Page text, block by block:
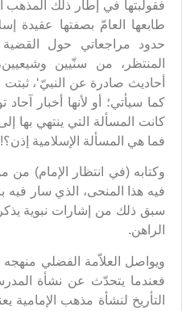
فقولبتها في إطار ذلك المذهب
طابعها العامّ بصفتها عقيدة
حدود مراجعاتي حول
المنتظر، من سنّيين
أحاديث صادرة عن النبيّ‘، ثبتت
كما سيأتي؛ أو لأنها أخبار
كانت المسألة التي ينتهي بها
فما هي المسألة الإسلامية
وكتابه (في انتظار الإمام) من
فيه هذا المنحى، الذي سار
سبق ذلك من إشارات نبوية
الراهن.
ويواصل العلاّمة الفضلي
فعندما يتحدّث عن نشأة
التأريخ لنشأة مذهب الإمامية